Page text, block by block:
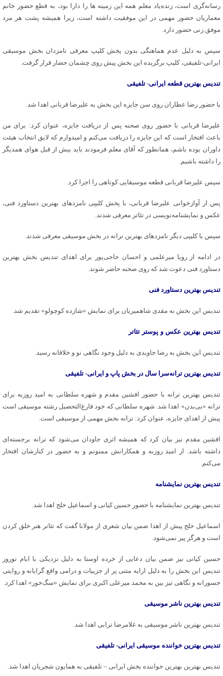
رسانه‌گری است، زنده‌یاد معلم همه این زمینه ها را دارا بود، به قطع حضور خانم
معماریان حضور مهمی در این موفقیت داشته است، زیرا همیشه پشت هر مرد
موفق زنی حضور دارد.
سپس به دلیل عدم هماهنگی بدون پخش کلیپ معرفی نامزدان بخش موسیقی
ایرانی-تلفیقی، کلیپ برگزیده این بخش پیش روی چشمان حضار قرار گرفت.
تندیس بهترین قطعه ایرانی- تلفیقی
با حضور رضا عطاران روی سن جایزه این بخش به علیرضا قربانی اهدا شد.
علیرضا قربانی با حضور روی صحنه پس از دریافت جایزه، عنوان کرد: برای من
باعث افتخار است که این جایزه را دریافت می‌کنم و امیدوارم که لایق انتخاب هیئت
داوران بوده باشم، همانطور که آقای معلم فرمودند باید بیش از قبل هوای همدیگر
را داشته باشیم.
سپس علیرضا قربانی قطعه موسیقایی کوتاهی را اجرا کرد.
پس از آوازخوانی علیرضا قربانی، با پخش کلیپی نامزدهای بهترین دستاورد فنی،
عکس و نمایشنامه‌نویسی در تئاتر معرفی شدند.
سپس با کلیپی دیگر نامزدهای بهترین ترانه در بخش موسیقی معرفی شدند.
در ادامه از رویا میرعلمی و احسان حاجی‌پور برای اهدای تندیس بخش بهترین
دستاورد فنی دعوت شد که روی صحنه حاضر شوند.
تندیس بهترین دستاورد فنی
تندیس این بخش به مقدی شاهمیریان برای نمایش «شازده کوچولو» تقدیم شد.
تندیس بهترین عکس و پوستر تئاتر
تندیس این بخش به رضا جاویدی به دلیل وجود نگاهی نو و خلاقانه رسید.
تندیس بهترین ترانه‌سرا سال در بخش پاپ و ایرانی- تلفیقی
تندیس بهترین ترانه با حضور افشین مقدم و شهره سلطانی به امید روزبه برای
ترانه «بی‌بدن» اهدا شد. شهره سلطانی که خود فارغ‌التحصیل رشته موسیقی است
پیش از اهدای جایزه، عنوان کرد: ترانه بخش مهمی از موسیقی است.
افشین مقدم نیز بیان کرد که همیشه اثری جاودان می‌شود که ترانه برجسته‌ای
داشته باشد. از امید روزبه و همکارانش ممنونم و به حضور در کنارشان افتخار
می‌کنم‌.
تندیس بهترین نمایشنامه
تندیس بهترین نمایشنامه با حضور حسین کیانی و اسماعیل خلج اهدا شد.
اسماعیل خلج پیش از اهدا ضمن بیان شعری از مولانا گفت که تئاتر هنر خلق کردن
است و هرگز پیر نمی‌شود.
حسین کیانی نیز ضمن بیان دعایی از خرده اوستا به دلیل نزدیکی با ایام نوروز
تندیس این بخش را به دلیل ارایه متنی پر از جزییات و درامی واقع گرایانه و روایتی
جسورانه و نگاهی تیز بین به محمد میرعلی اکبری برای نمایش «سگ‌خور» اهدا کرد.
تندیس بهترین ناشر موسیقی
تندیس بهترین ناشر موسیقی به غلامرضا ترابی اهدا شد.
تندیس بهترین خواننده موسیقی ایرانی- تلفیقی
تندیس بهترین بهترین خواننده بخش ایرانی – تلفیقی به همایون شجریان اهدا شد.